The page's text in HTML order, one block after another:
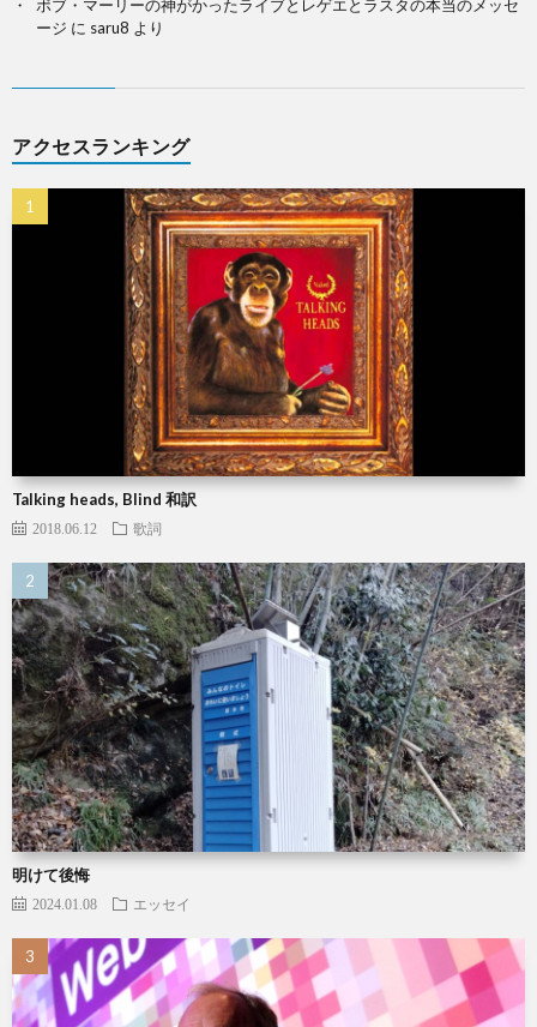
ボブ・マーリーの神がかったライブとレゲエとラスタの本当のメッセ
ージ に saru8 より
アクセスランキング
Talking heads, Blind 和訳
2018.06.12 歌詞
明けて後悔
2024.01.08 エッセイ